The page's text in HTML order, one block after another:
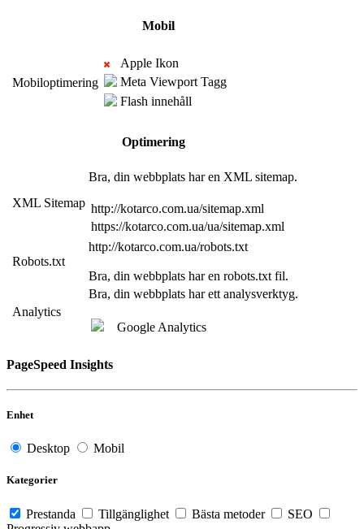
Mobil
Mobiloptimering
Apple Ikon
Meta Viewport Tagg
Flash innehåll
Optimering
XML Sitemap
Bra, din webbplats har en XML sitemap.
http://kotarco.com.ua/sitemap.xml
https://kotarco.com.ua/ua/sitemap.xml
Robots.txt
http://kotarco.com.ua/robots.txt
Bra, din webbplats har en robots.txt fil.
Analytics
Bra, din webbplats har ett analysverktyg.
Google Analytics
PageSpeed Insights
Enhet
Desktop Mobil
Kategorier
Prestanda Tillgänglighet Bästa metoder
SEO